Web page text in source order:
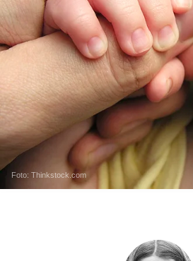
Foto: Thinkstock.com